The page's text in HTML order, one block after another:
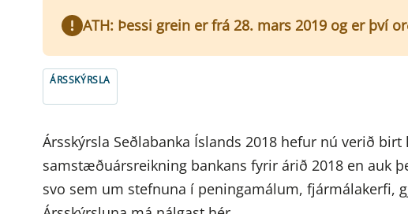
ATH: Þessi grein er frá 28. mars 2019 og er því
ÁRSSKÝRSLA
Ársskýrsla Seðlabanka Íslands 2018 hefur nú verið
samstæðuársreikning bankans fyrir árið 2018 en auk
svo sem um stefnuna í peningamálum, fjármálakerfi,